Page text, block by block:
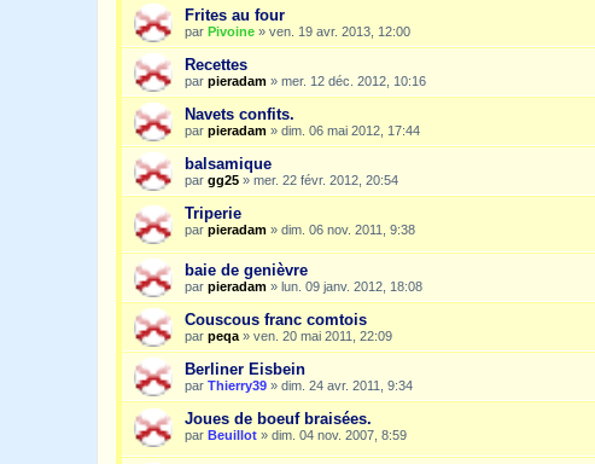
Frites au four
par Pivoine » ven. 19 avr. 2013, 12:00
Recettes
par pieradam » mer. 12 déc. 2012, 10:16
Navets confits.
par pieradam » dim. 06 mai 2012, 17:44
balsamique
par gg25 » mer. 22 févr. 2012, 20:54
Triperie
par pieradam » dim. 06 nov. 2011, 9:38
baie de genièvre
par pieradam » lun. 09 janv. 2012, 18:08
Couscous franc comtois
par peqa » ven. 20 mai 2011, 22:09
Berliner Eisbein
par Thierry39 » dim. 24 avr. 2011, 9:34
Joues de boeuf braisées.
par Beuillot » dim. 04 nov. 2007, 8:59